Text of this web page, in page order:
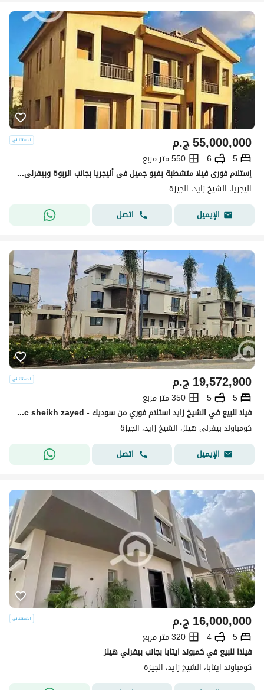
ج.م55,000,000
5
6
550 متر مربع
إستلام فورى فيلا متشطبة بفيو جميل فى أليجريا بجانب الربوة وبيفرلى Allegria Sodic
اليجريا، الشيخ زايد، الجيزة
الإيميل
اتصل
ج.م19,572,900
5
5
350 متر مربع
فيلا للبيع في الشيخ زايد استلام فوري من سوديك - Sodic sheikh zayed
كومباوند بيفرلى هيلز، الشيخ زايد، الجيزة
الإيميل
اتصل
ج.م16,000,000
5
4
320 متر مربع
فيلاا للبيع في كمبوند ايتابا بجانب بيفرلي هيلز
كومباوند ايتابا، الشيخ زايد، الجيزة